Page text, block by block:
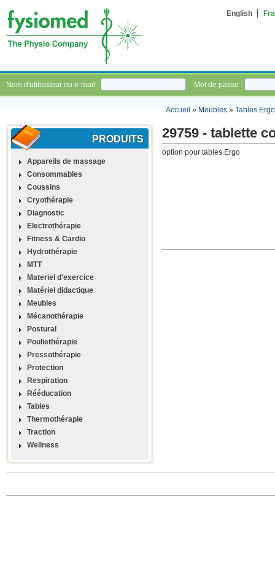
English
Nom d'utilisateur ou e-mail : Mot de passe :
Accueil » Meubles» Tables Ergo
PRODUITS
Appareils de massage
Consommables
Coussins
Cryothérapie
Diagnostic
Electrothérapie
Fitness & Cardio
Hydrothérapie
MTT
Materiel d'exercice
Matériel didactique
Meubles
Mécanothérapie
Postural
Pouliethérapie
Pressothérapie
Protection
Respiration
Rééducation
Tables
Thermothérapie
Traction
Wellness
29759 - tablette
option pour tables Ergo